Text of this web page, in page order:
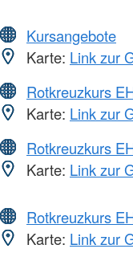
Kursangebote
Karte: Link zur
Rotkreuzkurs
Karte: Link zur
Rotkreuzkurs
Karte: Link zur
Rotkreuzkurs
Karte: Link zur